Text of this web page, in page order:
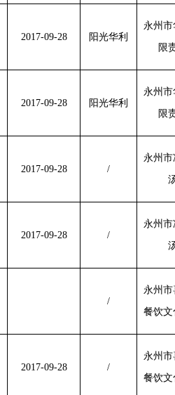
2017-09-28 阳光华利
永州
限
2017-09-28 阳光华利
永州
限
2017-09-28 /
永州
2017-09-28 /
永州
/
永州
餐饮文
2017-09-28 /
永州
餐饮文